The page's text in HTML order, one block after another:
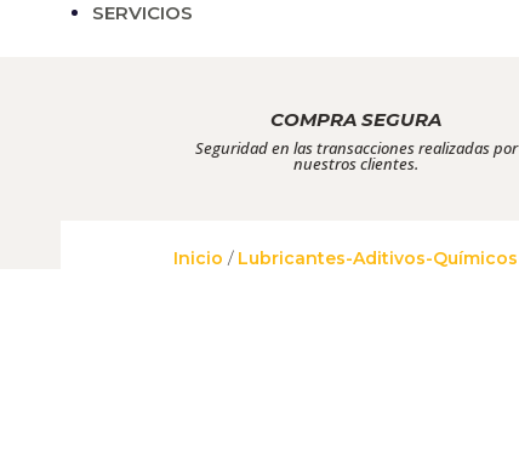
SERVICIOS
COMPRA SEGURA
Seguridad en las transacciones realizadas por
nuestros clientes.
Inicio / Lubricantes-Aditivos-Químicos